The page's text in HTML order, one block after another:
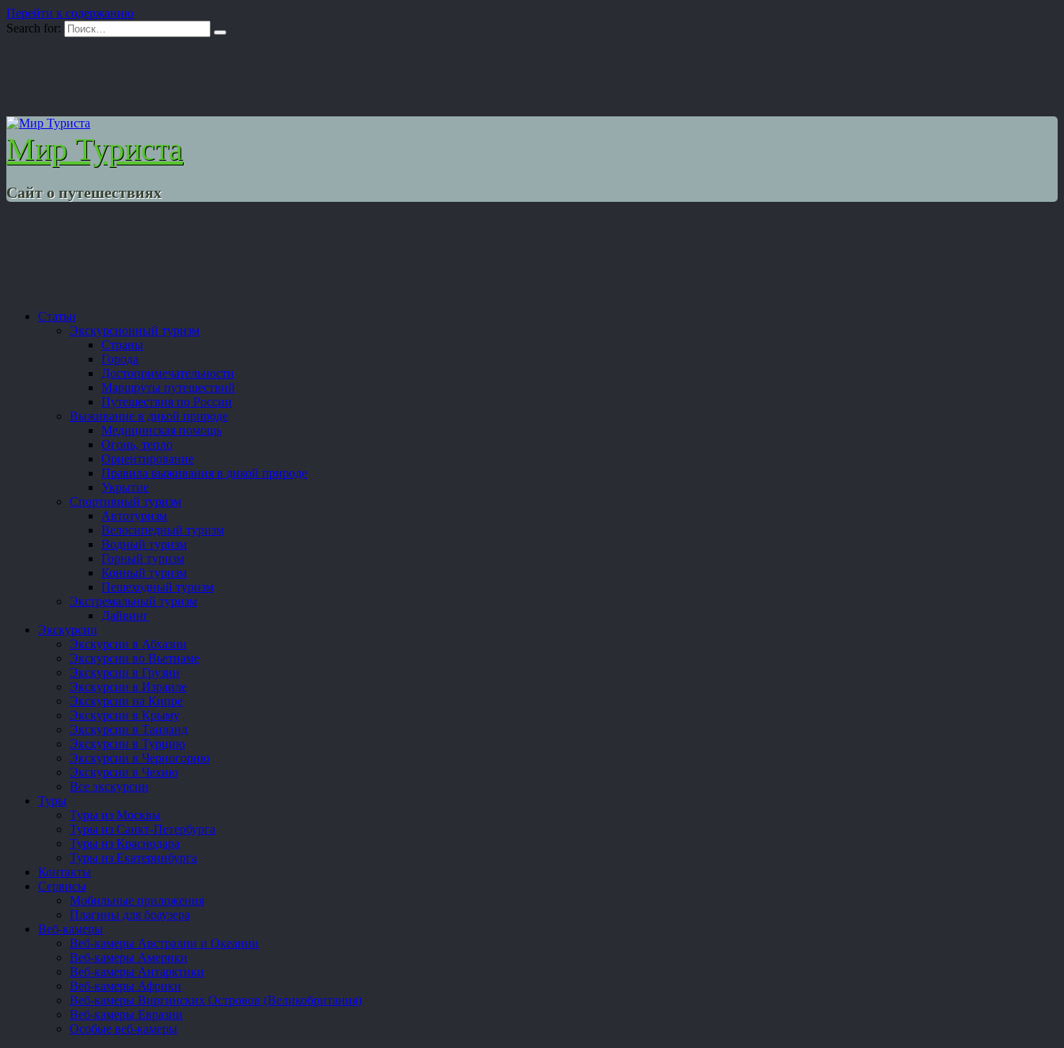
Перейти к содержанию
Search for:
Мир Туриста
Сайт о путешествиях
Статьи
Экскурсионный туризм
Страны
Города
Достопримечательности
Маршруты путешествий
Путешествия по России
Выживание в дикой природе
Медицинская помощь
Огонь, тепло
Ориентирование
Правила выживания в дикой природе
Укрытие
Спортивный туризм
Автотуризм
Велосипедный туризм
Водный туризм
Горный туризм
Конный туризм
Пешеходный туризм
Экстремальный туризм
Дайвинг
Экскурсии
Экскурсии в Абхазии
Экскурсии во Вьетнаме
Экскурсии в Грузии
Экскурсии в Израиле
Экскурсии на Кипре
Экскурсии в Крыму
Экскурсии в Таиланд
Экскурсии в Турцию
Экскурсии в Черногорию
Экскурсии в Чехию
Все экскурсии
Туры
Туры из Москвы
Туры из Санкт-Петербурга
Туры из Краснодара
Туры из Екатеринбурга
Контакты
Сервисы
Мобильные приложения
Плагины для браузера
Веб-камеры
Веб-камеры Австралии и Океании
Веб-камеры Америки
Веб-камеры Антарктики
Веб-камеры Африки
Веб-камеры Виргинских Островов (Великобритания)
Веб-камеры Евразии
Особые веб-камеры